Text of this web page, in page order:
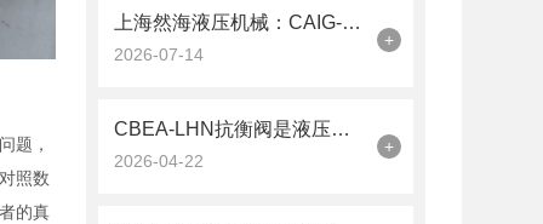
上海然海液压机械：CAIG-LGN抗衡阀的品质之选——实测数据解析
2026-07-14
+
CBEA-LHN抗衡阀是液压系统中的平衡卫士
2026-04-22
+
题，
照数
的真